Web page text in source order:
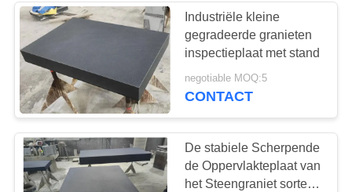
SITEMAP
PRIVACY
POLICY
Industriële kleine
gegradeerde granieten
inspectieplaat met stand
negotiable MOQ:5
CONTACT
De stabiele Scherpende
de Oppervlakteplaat van
het Steengraniet sorteert